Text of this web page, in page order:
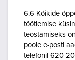
6.6 Kõikide
töötlemise
teostamiseks
poole e-posti
telefonil 620